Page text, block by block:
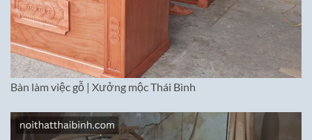
Bàn làm việc gỗ | Xưởng mộc Thái Bình